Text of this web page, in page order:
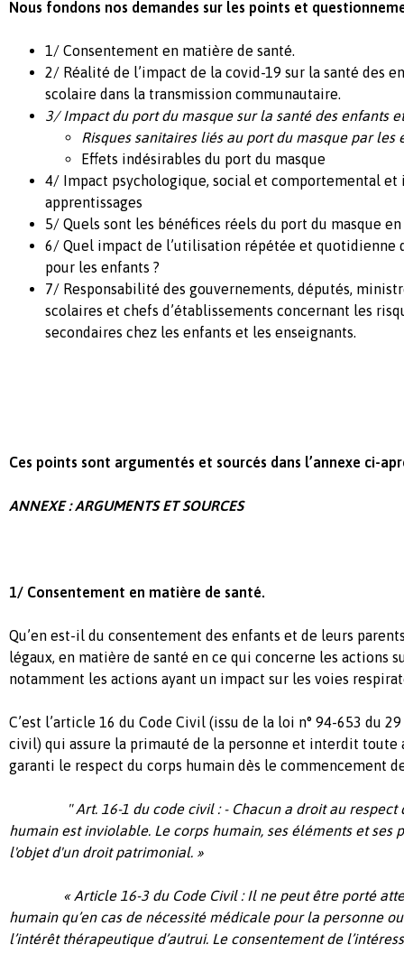
Nous fondons nos demandes sur les points et
1/ Consentement en matière de santé.
2/ Réalité de l’impact de la covid-19 sur la santé des
scolaire dans la transmission communautaire.
3/ Impact du port du masque sur la santé des enfants
Risques sanitaires liés au port du masque par les
Effets indésirables du port du masque
4/ Impact psychologique, social et comportemental et
apprentissages
5/ Quels sont les bénéfices réels du port du masque en
6/ Quel impact de l’utilisation répétée et quotidienne
pour les enfants ?
7/ Responsabilité des gouvernements, députés,
scolaires et chefs d’établissements concernant les
secondaires chez les enfants et les enseignants.
Ces points sont argumentés et sourcés dans l’annexe ci-
ANNEXE : ARGUMENTS ET SOURCES
1/ Consentement en matière de santé.
Qu’en est-il du consentement des enfants et de leurs
légaux, en matière de santé en ce qui concerne les actions
notamment les actions ayant un impact sur les voies
C’est l’article 16 du Code Civil (issu de la loi n° 94-653 du
civil) qui assure la primauté de la personne et interdit
garanti le respect du corps humain dès le commencement
" Art. 16-1 du code civil : - Chacun a droit au respect
humain est inviolable. Le corps humain, ses éléments et ses
l'objet d'un droit patrimonial. »
« Article 16-3 du Code Civil : Il ne peut être porté
humain qu’en cas de nécessité médicale pour la personne
l’intérêt thérapeutique d’autrui. Le consentement de